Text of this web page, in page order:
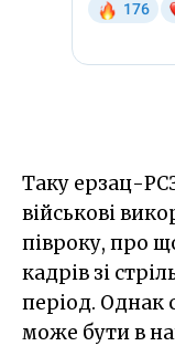
Таку ерзац-
військові
півроку, про
кадрів зі
період. Однак
може бути в